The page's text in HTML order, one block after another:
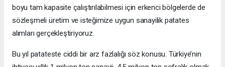
boyu tam kapasite çalıştırılabilmesi için erkenci bölgelerde de
sözleşmeli üretim ve isteğimize uygun sanayilik patates
alımları gerçekleştiriyoruz.
Bu yıl patateste ciddi bir arz fazlalığı söz konusu. Türkiye’nin